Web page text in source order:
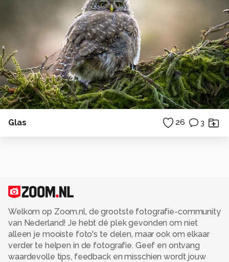
Glas 26 3
Welkom op Zoom.nl, de grootste fotografie-community
van Nederland! Je hebt dé plek gevonden om niet
alleen je mooiste foto's te delen, maar ook om elkaar
verder te helpen in de fotografie. Geef en ontvang
waardevolle tips, feedback en misschien wordt jouw